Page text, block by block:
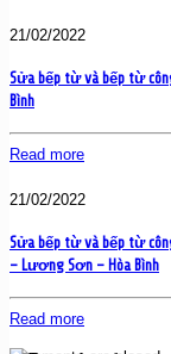
21/02/2022
Sửa bếp từ và bếp từ
Bình
Read more
21/02/2022
Sửa bếp từ và bếp từ
– Lương Sơn – Hòa Bình
Read more